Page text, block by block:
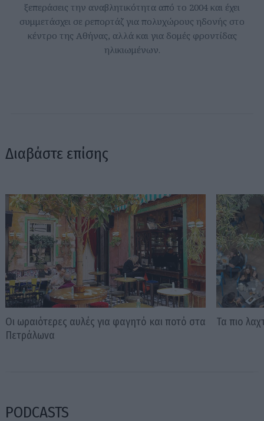
ξεπεράσεις την αναβλητικότητα από το 2004 και έχει
συμμετάσχει σε ρεπορτάζ για πολυχώρους ηδονής στο
κέντρο της Αθήνας, αλλά και για δομές φροντίδας
ηλικιωμένων.
Διαβάστε επίσης
Οι ωραιότερες αυλές για φαγητό και ποτό στα
Πετράλωνα
Τα πιο
PODCASTS